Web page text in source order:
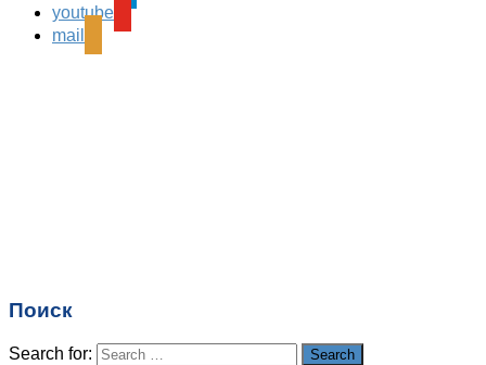
Ваш адрес email не будет опубликован.
поля помечены
youtube
mail
Поиск
Search for: Search